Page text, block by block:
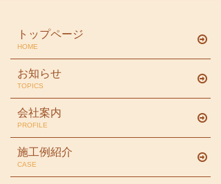
トップページ
HOME
お知らせ
TOPICS
会社案内
PROFILE
施工例紹介
CASE